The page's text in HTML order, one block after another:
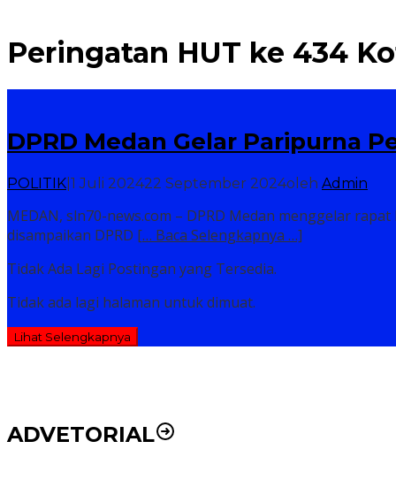
Peringatan HUT ke 434
DPRD Medan Gelar Paripurna
POLITIK 1 Juli 202422 September 2024oleh Admin
MEDAN, sln70-news.com – DPRD Medan menggelar
disampaikan DPRD [… Baca Selengkapnya …]
Tidak Ada Lagi Postingan yang Tersedia.
Tidak ada lagi halaman untuk dimuat.
Lihat Selengkapnya
ADVETORIAL